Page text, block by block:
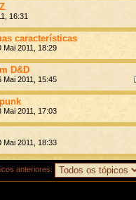
16:31
características
Mai 2011, 18:29
D&D
Mai 2011, 15:45
Mai 2011, 17:03
Mai 2011, 18:33
anteriores: